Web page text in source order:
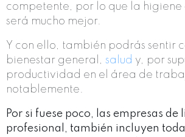
competente, por lo que la higiene
será mucho mejor.
Y con ello, también podrás sentir
bienestar general, salud y, por
productividad en el área de
notablemente.
Por si fuese poco, las empresas de
profesional, también incluyen